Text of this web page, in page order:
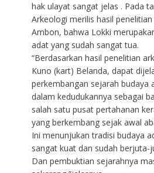
hak ulayat sangat jelas . Pada
Arkeologi merilis hasil
Ambon, bahwa Lokki
adat yang sudah sangat tua.
“Berdasarkan hasil penelitian
Kuno (kart) Belanda, dapat
perkembangan sejarah budaya
dalam kedudukannya sebagai
salah satu pusat pertahanan
yang berkembang sejak awal
Ini menunjukan tradisi budaya
sangat kuat dan sudah berjuta-
Dan pembuktian sejarahnya